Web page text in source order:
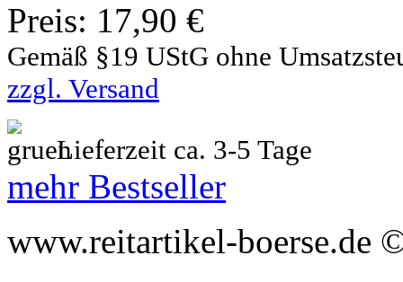
Preis: 17,90 €
Gemäß §19 UStG ohne
zzgl. Versand
Lieferzeit ca. 3-5 Tage
mehr Bestseller
www.reitartikel-boerse.de